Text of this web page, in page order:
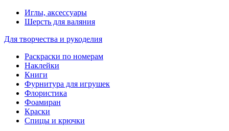
Иглы, аксессуары
Шерсть для валяния
Для творчества и рукоделия
Раскраски по номерам
Наклейки
Книги
Фурнитура для игрушек
Флористика
Фоамиран
Краски
Спицы и крючки